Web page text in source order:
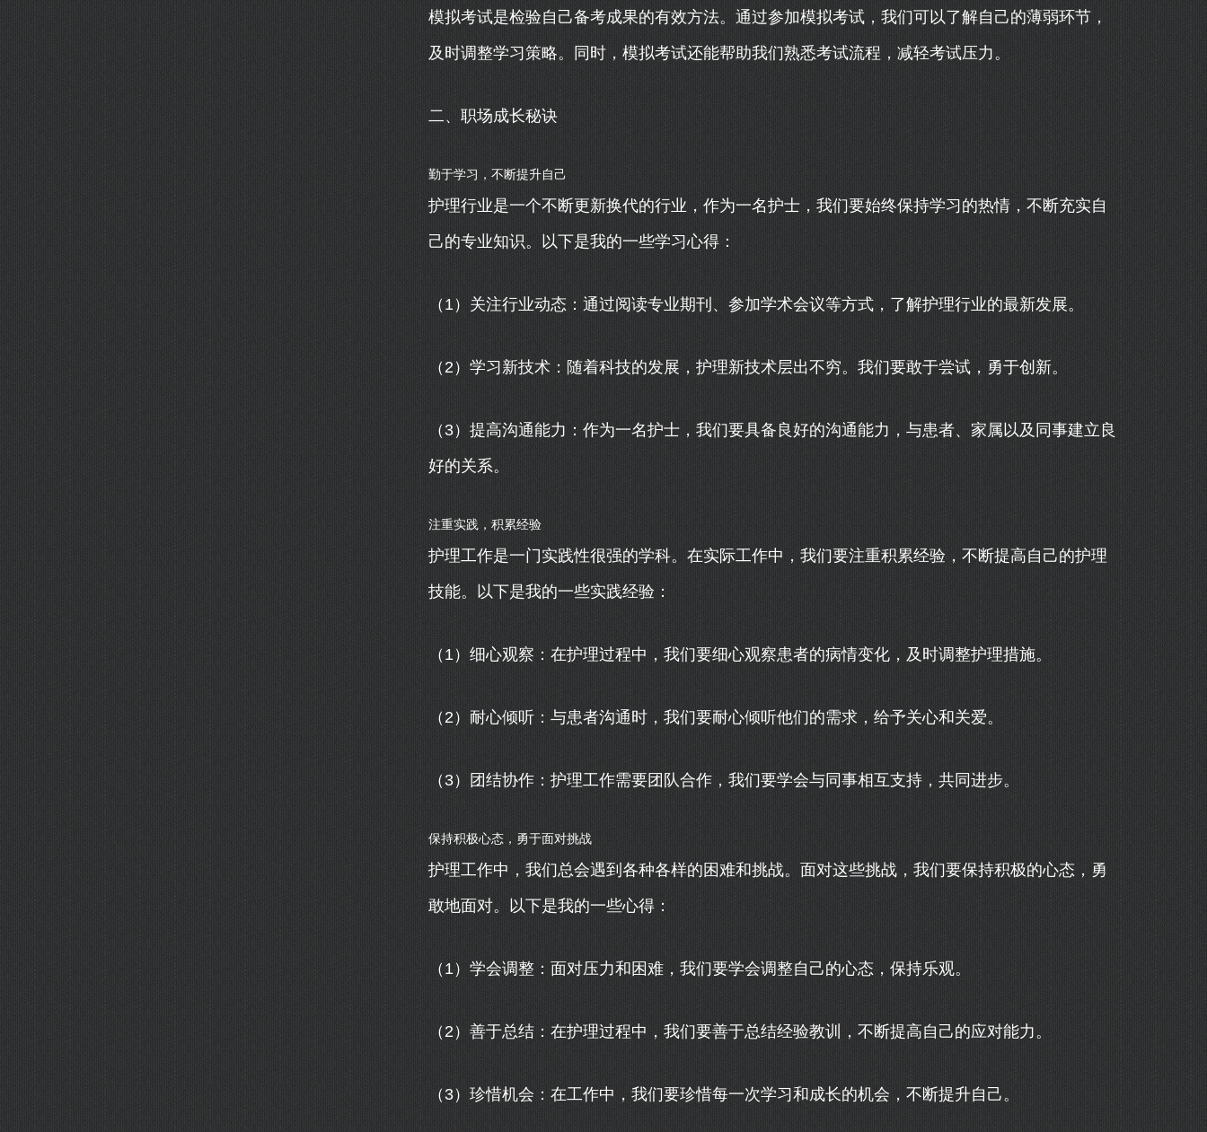
模拟考试是检验自己备考成果的有效方法。通过参加模拟考试，我们可以了解自己的薄弱环节，
及时调整学习策略。同时，模拟考试还能帮助我们熟悉考试流程，减轻考试压力。
二、职场成长秘诀
勤于学习，不断提升自己
护理行业是一个不断更新换代的行业，作为一名护士，我们要始终保持学习的热情，不断充实自
己的专业知识。以下是我的一些学习心得：
（1）关注行业动态：通过阅读专业期刊、参加学术会议等方式，了解护理行业的最新发展。
（2）学习新技术：随着科技的发展，护理新技术层出不穷。我们要敢于尝试，勇于创新。
（3）提高沟通能力：作为一名护士，我们要具备良好的沟通能力，与患者、家属以及同事建立良
好的关系。
注重实践，积累经验
护理工作是一门实践性很强的学科。在实际工作中，我们要注重积累经验，不断提高自己的护理
技能。以下是我的一些实践经验：
（1）细心观察：在护理过程中，我们要细心观察患者的病情变化，及时调整护理措施。
（2）耐心倾听：与患者沟通时，我们要耐心倾听他们的需求，给予关心和关爱。
（3）团结协作：护理工作需要团队合作，我们要学会与同事相互支持，共同进步。
保持积极心态，勇于面对挑战
护理工作中，我们总会遇到各种各样的困难和挑战。面对这些挑战，我们要保持积极的心态，勇
敢地面对。以下是我的一些心得：
（1）学会调整：面对压力和困难，我们要学会调整自己的心态，保持乐观。
（2）善于总结：在护理过程中，我们要善于总结经验教训，不断提高自己的应对能力。
（3）珍惜机会：在工作中，我们要珍惜每一次学习和成长的机会，不断提升自己。